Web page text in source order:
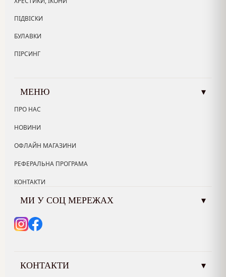
ПІДВІСКИ
БУЛАВКИ
ПІРСИНГ
МЕНЮ ▾
ПРО НАС
НОВИНИ
ОФЛАЙН МАГАЗИНИ
РЕФЕРАЛЬНА ПРОГРАМА
КОНТАКТИ
МИ У СОЦ МЕРЕЖАХ ▾
КОНТАКТИ ▾